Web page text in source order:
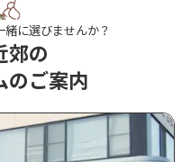
に選びませんか？
郊の
のご案内